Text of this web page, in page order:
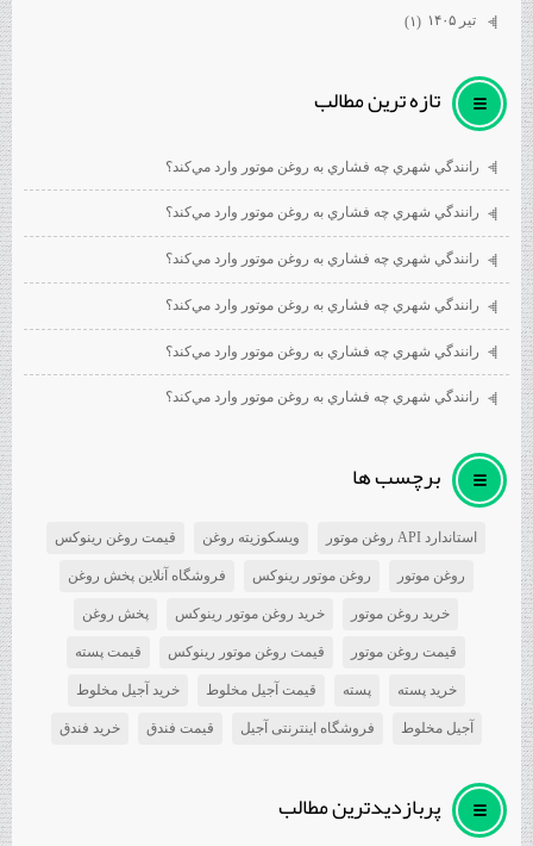
تیر ۱۴۰۵ (۱)
تازه ترين مطالب
رانندگي شهري چه فشاري به روغن موتور وارد مي‌كند؟
رانندگي شهري چه فشاري به روغن موتور وارد مي‌كند؟
رانندگي شهري چه فشاري به روغن موتور وارد مي‌كند؟
رانندگي شهري چه فشاري به روغن موتور وارد مي‌كند؟
رانندگي شهري چه فشاري به روغن موتور وارد مي‌كند؟
رانندگي شهري چه فشاري به روغن موتور وارد مي‌كند؟
برچسب ها
استاندارد API روغن موتور ویسکوزیته روغن قیمت روغن رینوکس
روغن موتور روغن موتور رینوکس فروشگاه آنلاین پخش روغن
خرید روغن موتور خرید روغن موتور رینوکس پخش روغن
قیمت روغن موتور قیمت روغن موتور رینوکس قیمت پسته
خرید پسته پسته قیمت آجیل مخلوط خرید آجیل مخلوط
آجیل مخلوط فروشگاه اینترنتی آجیل قیمت فندق خرید فندق
پربازديدترين مطالب